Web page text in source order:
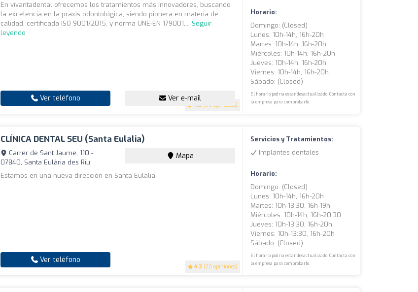
4.2 (99 opiniones)
En vivantadental ofrecemos los tratamientos más innovadores, buscando
la excelencia en la praxis odontológica, siendo pionera en materia de
calidad, certificada ISO 9001/2015, y norma UNE-EN 179001,... Seguir
leyendo
Ver teléfono Ver e-mail
Horario:
Domingo: (closed)
Lunes: 10h-14h, 16h-20h
Martes: 10h-14h, 16h-20h
Miércoles: 10h-14h, 16h-20h
Jueves: 10h-14h, 16h-20h
Viernes: 10h-14h, 16h-20h
Sábado: (closed)
El horario podría estar desactualizado. Contacta con
la empresa para comprobarlo.
CLÍNICA DENTAL SEU (Santa Eulalia)
4.2 (20 opiniones)
Carrer de Sant Jaume, 110 -
07840, Santa Eulària des Riu
Mapa
Estamos en una nueva dirección en Santa Eulalia.
Ver teléfono
Servicios y Tratamientos:
Implantes dentales
Horario:
Domingo: (closed)
Lunes: 10h-14h, 16h-20h
Martes: 10h-13:30, 16h-19h
Miércoles: 10h-14h, 16h-20:30
Jueves: 10h-13:30, 16h-20h
Viernes: 10h-13:30, 16h-20h
Sábado: (closed)
El horario podría estar desactualizado. Contacta con
la empresa para comprobarlo.